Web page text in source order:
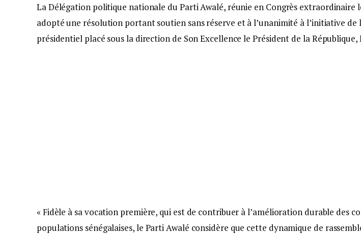
La Délégation politique nationale du Parti Awalé, réunie en Congrès extraordinaire
adopté une résolution portant soutien sans réserve et à l’unanimité à l’initiative de
présidentiel placé sous la direction de Son Excellence le Président de la République,
« Fidèle à sa vocation première, qui est de contribuer à l’amélioration durable des
populations sénégalaises, le Parti Awalé considère que cette dynamique de